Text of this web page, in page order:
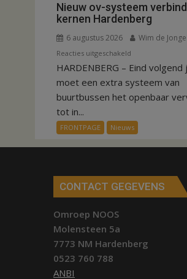
Nieuw ov-systeem
kernen Hardenberg
6 augustus 2026 Wim de Jonge
Reacties uitgeschakeld
Nieuw
ov-
systeem
alle
kernen
Hardenberg
HARDENBERG – Eind volgend
moet een extra systeem van
buurtbussen het openbaar
tot in...
FRONTPAGE Nieuws
CONTACT GEGEVENS
Omroep NOOS
Molensteen 5a
7773 NM Hardenberg
0523 760 788
ANBI